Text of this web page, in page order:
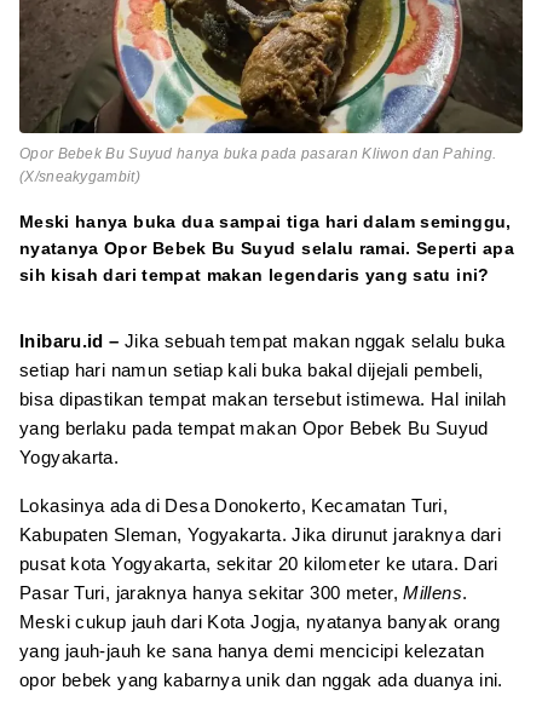
Opor Bebek Bu Suyud hanya buka pada pasaran Kliwon dan Pahing.
(X/sneakygambit)
Meski hanya buka dua sampai tiga hari dalam seminggu,
nyatanya Opor Bebek Bu Suyud selalu ramai. Seperti apa
sih kisah dari tempat makan legendaris yang satu ini?
Inibaru.id – Jika sebuah tempat makan nggak selalu buka
setiap hari namun setiap kali buka bakal dijejali pembeli,
bisa dipastikan tempat makan tersebut istimewa. Hal inilah
yang berlaku pada tempat makan Opor Bebek Bu Suyud
Yogyakarta.
Lokasinya ada di Desa Donokerto, Kecamatan Turi,
Kabupaten Sleman, Yogyakarta. Jika dirunut jaraknya dari
pusat kota Yogyakarta, sekitar 20 kilometer ke utara. Dari
Pasar Turi, jaraknya hanya sekitar 300 meter,Millens.
Meski cukup jauh dari Kota Jogja, nyatanya banyak orang
yang jauh-jauh ke sana hanya demi mencicipi kelezatan
opor bebek yang kabarnya unik dan nggak ada duanya ini.